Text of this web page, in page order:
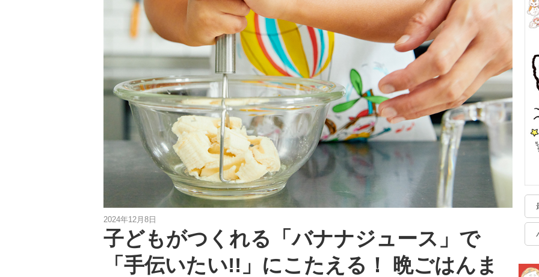
2024年12月8日
子どもがつくれる「バナナジュース」で
「手伝いたい!!」にこたえる！ 晩ごはんま